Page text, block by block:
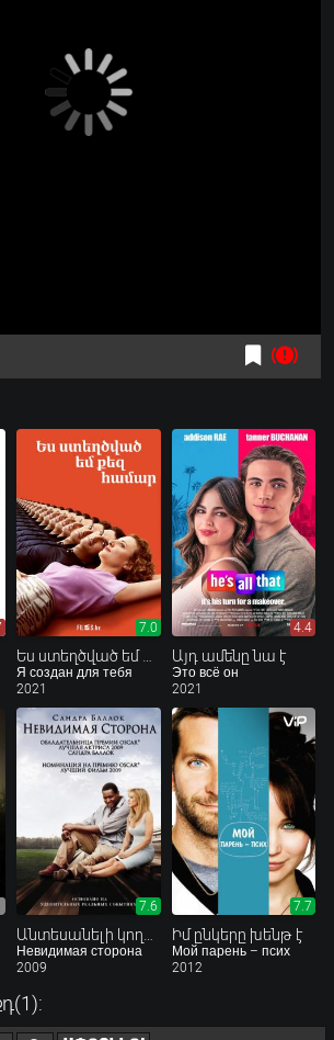
7.0
Я создан для тебя
2021
4.4
Այդ ամենը նա է
Это всё он
2021
7.6
Невидимая сторона
2009
7.7
Իմ ընկերը խենթ է
Мой парень – псих
2012
(1):